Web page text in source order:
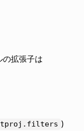
の拡張子は
)